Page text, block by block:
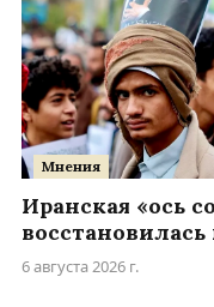
Мнения
Иранская «ось
6 августа 2026 г.